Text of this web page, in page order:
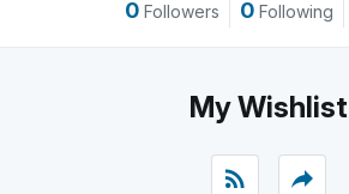
0 Followers 0 Following
My Wishlist
rss_feed reply